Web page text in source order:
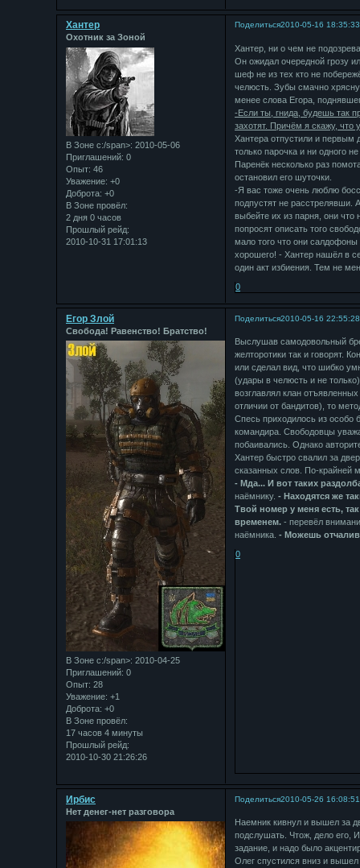
Поделиться2010-05-16 18:35:33
Хантер
Охотник за Зоной
В Зоне с:/span>: 2010-05-06
Приглашений: 0
Опыт: 46
Уважение: +0
Доброта: +0
В Зоне провёл:
2 дня 0 часов
Прошлый рейд:
2010-10-31 17:01:13
Хантер, ни о чем не
Он ожидал очередной грозу
шеф не из тех кто не
челюсть. Зубы смачно
менее слова Егора,
-Если ты, гнида, будешь так
захотят. Причём я скажу, что
Хантера отпустили и первым
только парочка и ни одного
Паренёк несколько раз
остановил его шуточки.
-Я вас тоже очень люблю
подпустят не расстрелявши.
выбейте их из парня, они что
попросят описать того
мало того что они
хорошего! - Хантер нашёл в
один акт избиения. Тем не
0
Поделиться2010-05-16 22:55:28
Егор Злой
Свобода! Равенство! Братство!
В Зоне с:/span>: 2010-04-25
Приглашений: 0
Опыт: 28
Уважение: +1
Доброта: +0
В Зоне провёл:
17 часов 4 минуты
Прошлый рейд:
2010-10-30 21:26:26
Выслушав самодовольный
желторотики так и говорят.
или сделал вид, что шибко
(удары в челюсть и не
возглавлял клан
отличии от бандитов), то
Спесь приходилось из особо
командира. Свободовцы
побаивались. Однако
Хантер быстро свалил за
сказанных слов. По-крайней
- Мда... И вот таких
наёмнику.- Находятся же
Твой номер у меня есть,
временем. - перевёл
наёмника.- Можешь
0
Поделиться2010-05-26 16:08:51
Ирбис
Нет денег-нет разговора
Наемник кивнул и вышел за
подслушать. Чтож, дело его,
задание, и надо было
Олег спустился вниз и